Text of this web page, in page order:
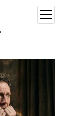
open
menu